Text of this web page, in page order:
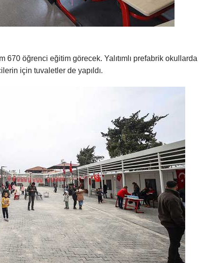
öğrenci eğitim görecek. Yalıtımlı prefabrik okullarda
için tuvaletler de yapıldı.